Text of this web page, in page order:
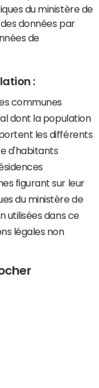
du ministère de
des données par
de
:
communes
dont la population
les différents
d'habitants
figurant sur leur
du ministère de
utilisées dans ce
légales non